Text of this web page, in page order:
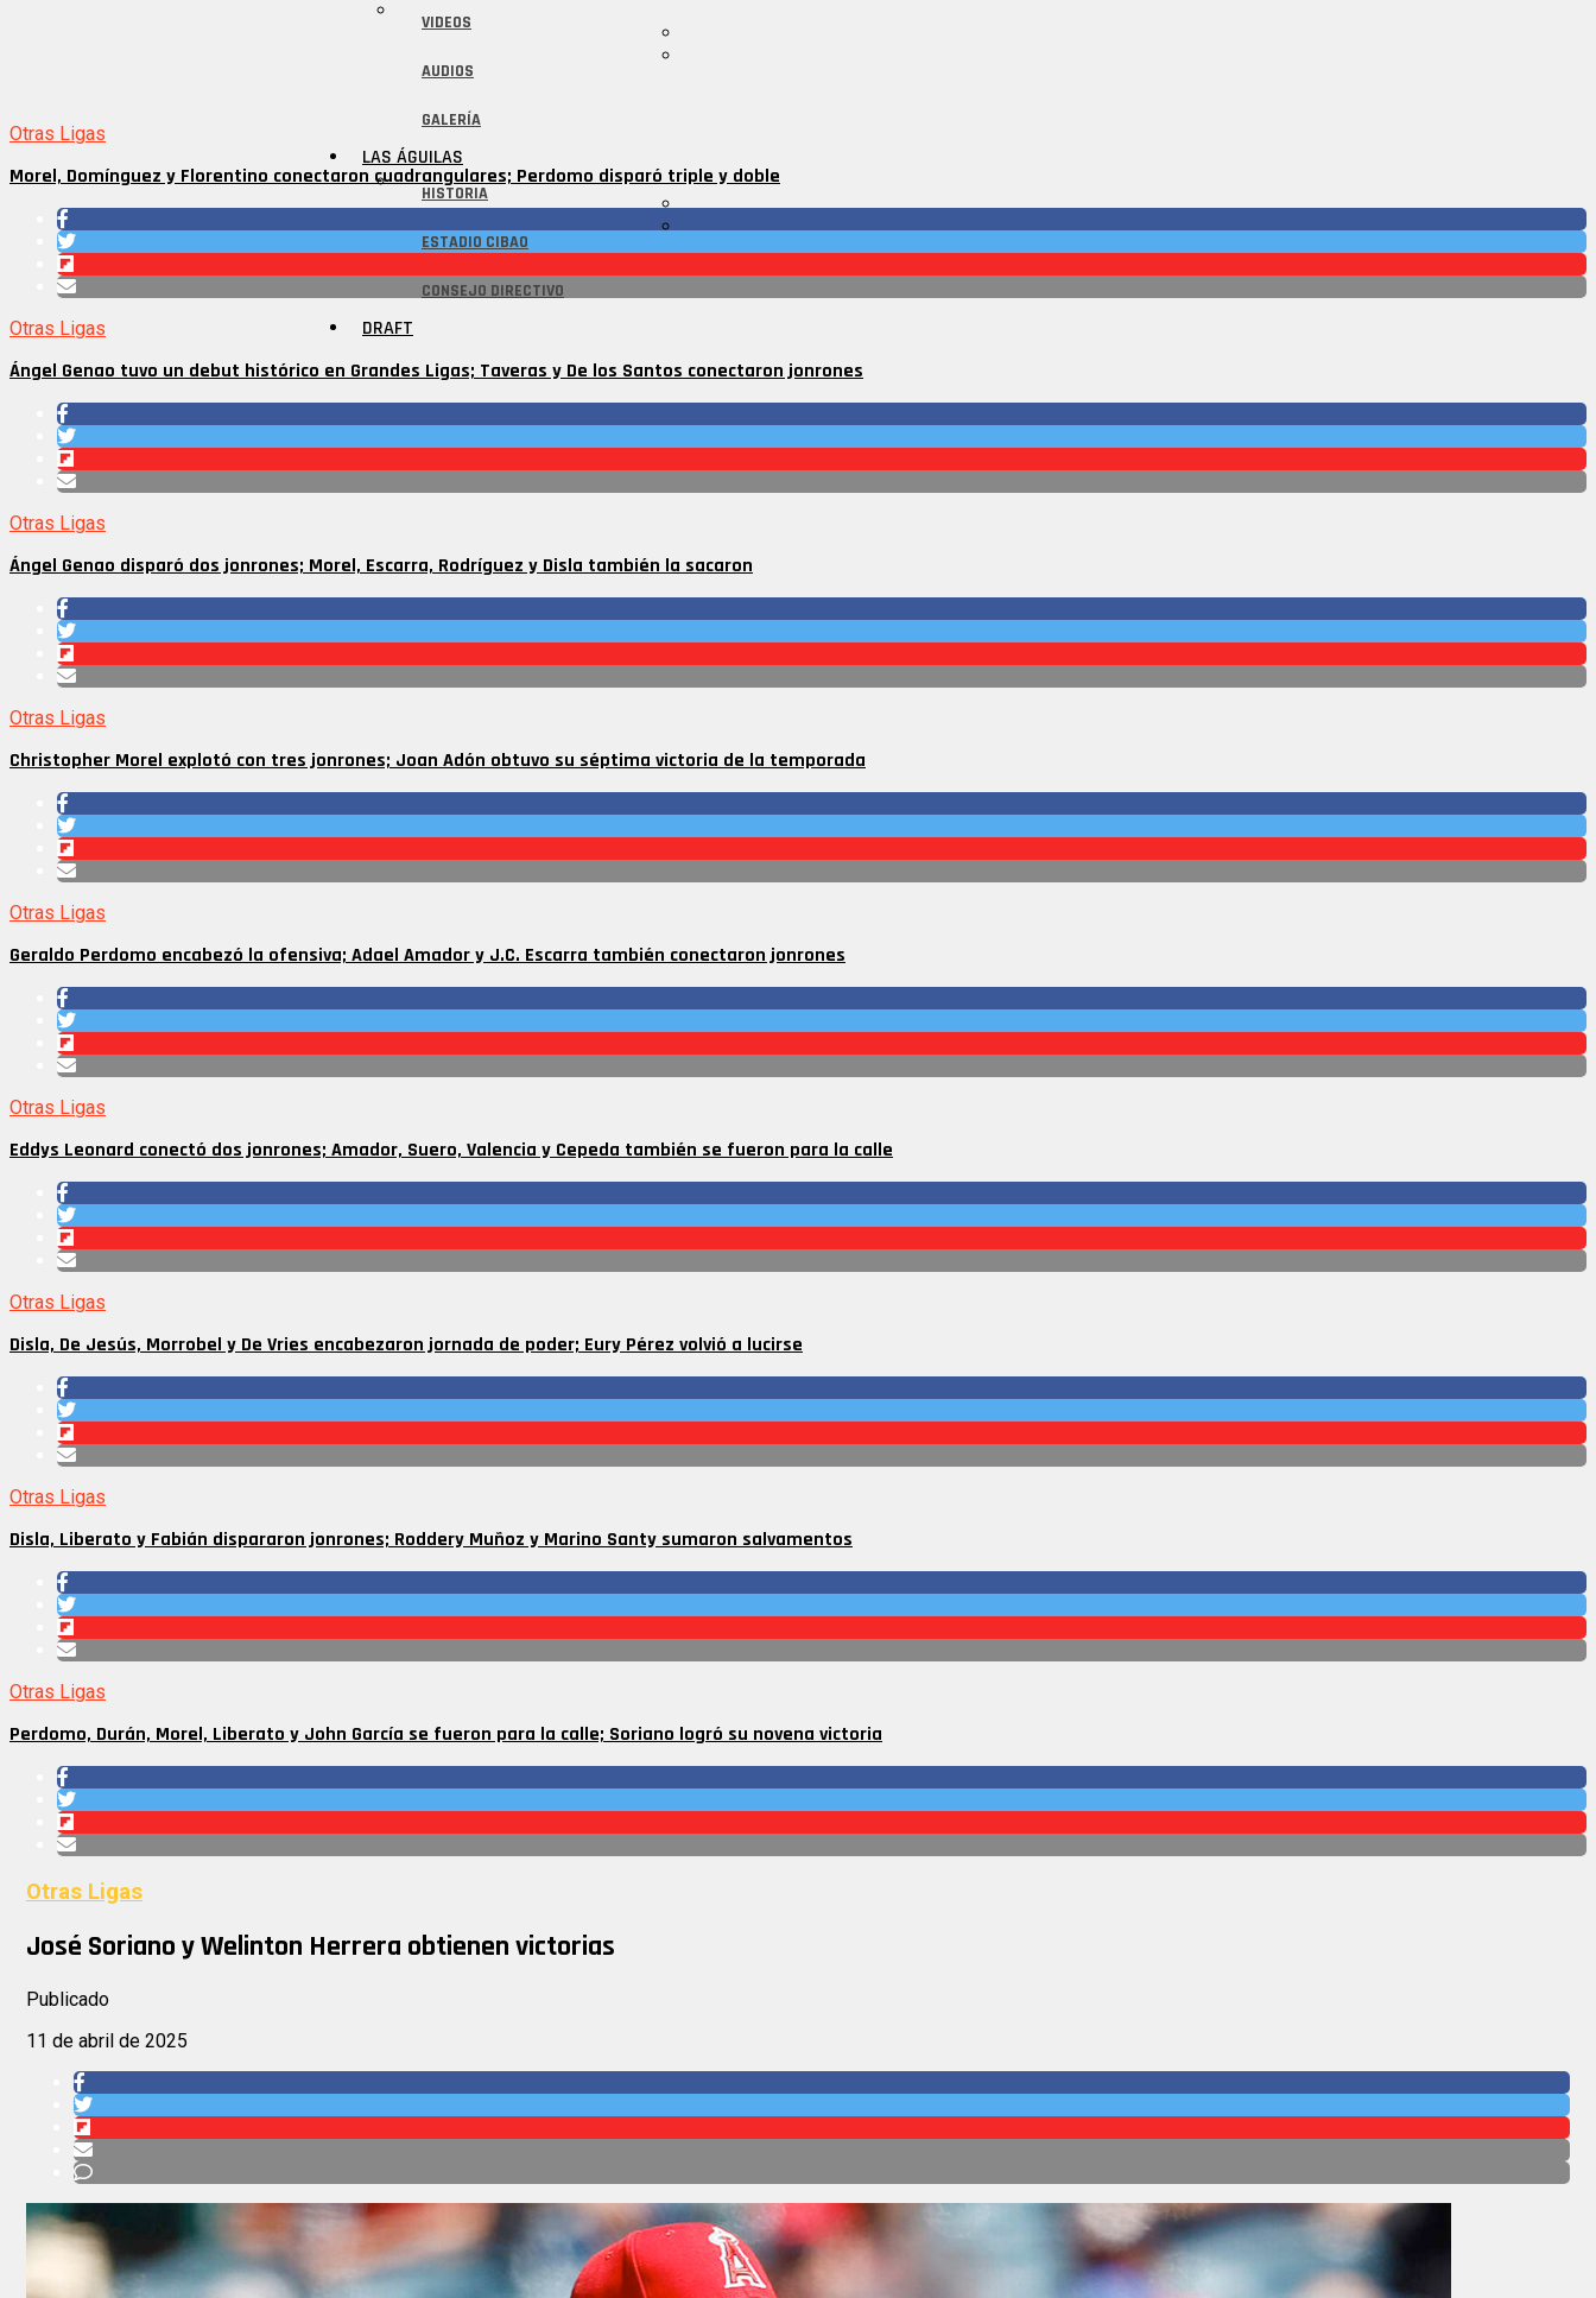
VIDEOS
AUDIOS
GALERÍA
LAS ÁGUILAS
HISTORIA
ESTADIO CIBAO
CONSEJO DIRECTIVO
DRAFT
Otras Ligas
Morel, Domínguez y Florentino conectaron cuadrangulares; Perdomo disparó triple y doble
Otras Ligas
Ángel Genao tuvo un debut histórico en Grandes Ligas; Taveras y De los Santos conectaron jonrones
Otras Ligas
Ángel Genao disparó dos jonrones; Morel, Escarra, Rodríguez y Disla también la sacaron
Otras Ligas
Christopher Morel explotó con tres jonrones; Joan Adón obtuvo su séptima victoria de la temporada
Otras Ligas
Geraldo Perdomo encabezó la ofensiva; Adael Amador y J.C. Escarra también conectaron jonrones
Otras Ligas
Eddys Leonard conectó dos jonrones; Amador, Suero, Valencia y Cepeda también se fueron para la calle
Otras Ligas
Disla, De Jesús, Morrobel y De Vries encabezaron jornada de poder; Eury Pérez volvió a lucirse
Otras Ligas
Disla, Liberato y Fabián dispararon jonrones; Roddery Muñoz y Marino Santy sumaron salvamentos
Otras Ligas
Perdomo, Durán, Morel, Liberato y John García se fueron para la calle; Soriano logró su novena victoria
Otras Ligas
José Soriano y Welinton Herrera obtienen victorias
Publicado
11 de abril de 2025